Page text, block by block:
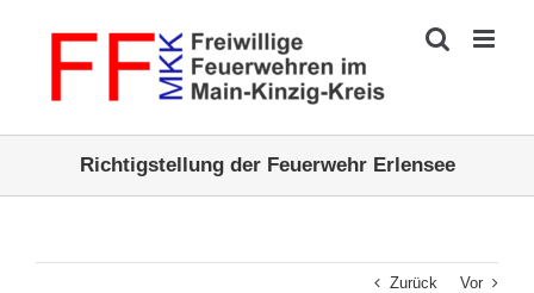
Richtigstellung der Feuerwehr Erlensee
Zurück Vor